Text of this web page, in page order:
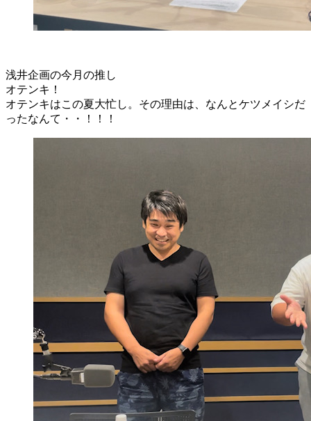
浅井企画の今月の推し
オテンキ！
オテンキはこの夏大忙し。その理由は、なんとケツメイシだ
ったなんて・・！！！